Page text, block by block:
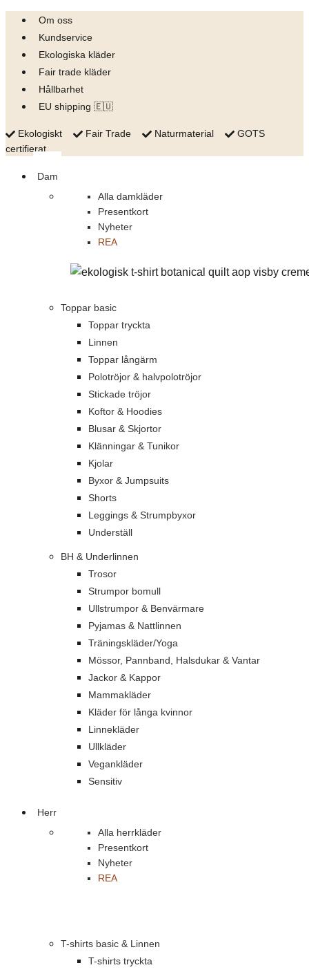
Skip
content
Om oss
Kundservice
Ekologiska kläder
Fair trade kläder
Hållbarhet
EU shipping 🇪🇺
Ekologiskt Fair Trade Naturmaterial
GOTS
certifierat
Dam
Alla damkläder
Presentkort
Nyheter
REA
Toppar basic
Toppar tryckta
Linnen
Toppar långärm
Polotröjor & halvpolotröjor
Stickade tröjor
Koftor & Hoodies
Blusar & Skjortor
Klänningar & Tunikor
Kjolar
Byxor & Jumpsuits
Shorts
Leggings & Strumpbyxor
Underställ
BH & Underlinnen
Trosor
Strumpor bomull
Ullstrumpor & Benvärmare
Pyjamas & Nattlinnen
Träningskläder/Yoga
Mössor, Pannband, Halsdukar & Vantar
Jackor & Kappor
Mammakläder
Kläder för långa kvinnor
Linnekläder
Ullkläder
Vegankläder
Sensitiv
Herr
Alla herrkläder
Presentkort
Nyheter
REA
T-shirts basic & Linnen
T-shirts tryckta